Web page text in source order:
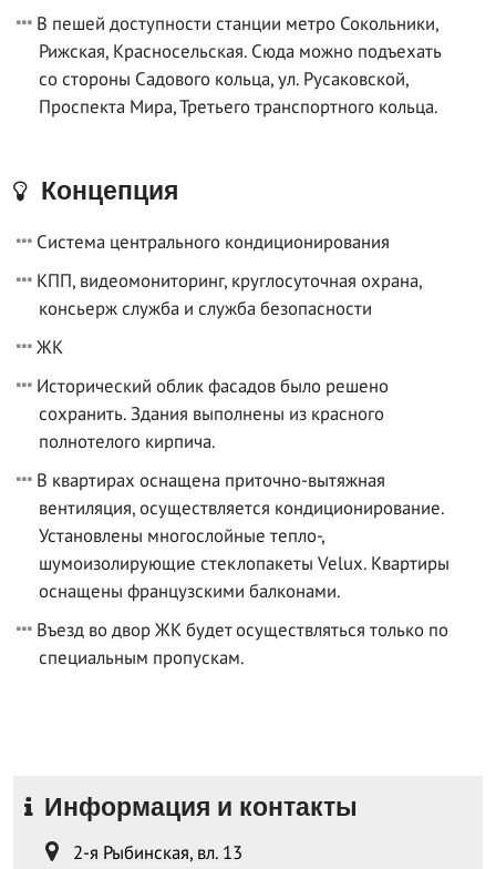
В пешей доступности станции метро Сокольники,
Рижская, Красносельская. Сюда можно подъехать
со стороны Садового кольца, ул. Русаковской,
Проспекта Мира, Третьего транспортного кольца.
Концепция
Система центрального кондиционирования
КПП, видеомониторинг, круглосуточная охрана,
консьерж служба и служба безопасности
ЖК
Исторический облик фасадов было решено
сохранить. Здания выполнены из красного
полнотелого кирпича.
В квартирах оснащена приточно-вытяжная
вентиляция, осуществляется кондиционирование.
Установлены многослойные тепло-,
шумоизолирующие стеклопакеты Velux. Квартиры
оснащены французскими балконами.
Въезд во двор ЖК будет осуществляться только по
специальным пропускам.
Информация и контакты
2-я Рыбинская, вл. 13